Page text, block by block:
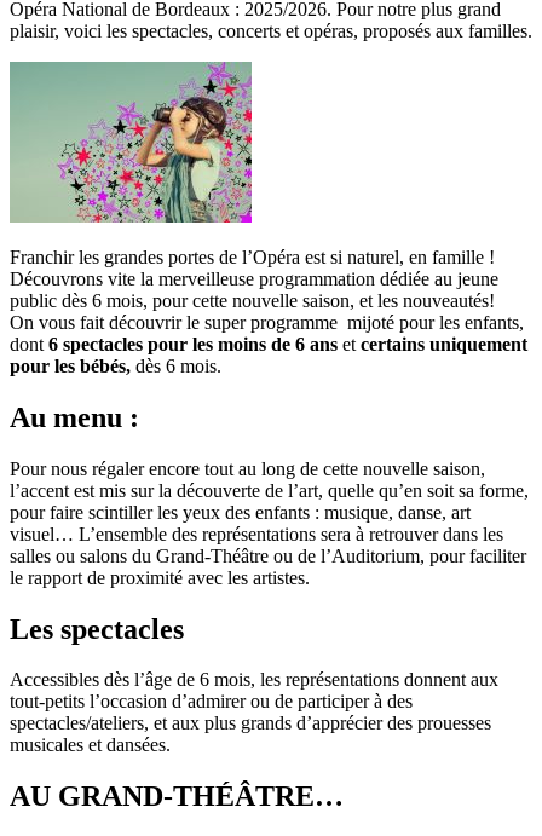
Opéra National de Bordeaux : 2025/2026. Pour notre plus grand
plaisir, voici les spectacles, concerts et opéras, proposés aux familles.
Franchir les grandes portes de l’Opéra est si naturel, en famille !
Découvrons vite la merveilleuse programmation dédiée au jeune
public dès 6 mois, pour cette nouvelle saison, et les nouveautés!
On vous fait découvrir le super programme mijoté pour les enfants,
dont 6 spectacles pour les moins de 6 ans et certains uniquement
pour les bébés, dès 6 mois.
Au menu :
Pour nous régaler encore tout au long de cette nouvelle saison,
l’accent est mis sur la découverte de l’art, quelle qu’en soit sa forme,
pour faire scintiller les yeux des enfants : musique, danse, art
visuel… L’ensemble des représentations sera à retrouver dans les
salles ou salons du Grand-Théâtre ou de l’Auditorium, pour faciliter
le rapport de proximité avec les artistes.
Les spectacles
Accessibles dès l’âge de 6 mois, les représentations donnent aux
tout-petits l’occasion d’admirer ou de participer à des
spectacles/ateliers, et aux plus grands d’apprécier des prouesses
musicales et dansées.
AU GRAND-THÉÂTRE…